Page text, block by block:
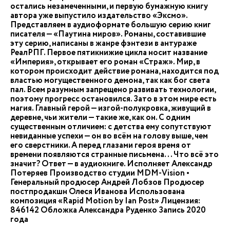
остались незамеченными, и первую бумажную книгу
автора уже выпустило издательство «Эксмо».
Представляем в аудиоформате большую серию книг
писателя — «Паутина миров». Романы, составившие
эту серию, написаны в жанре фэнтези в антураже
РеалРПГ. Первое пятикнижие цикла носит название
«Империя», открывает его роман «Страж». Мир, в
котором происходит действие романа, находится под
властью могущественного демона, так как бог света
пал. Всем разумным запрещено развивать технологии,
поэтому прогресс остановился. Зато в этом мире есть
магия. Главный герой — изгой-полукровка, живущий в
деревне, чьи жители — такие же, как он. С одним
существенным отличием: с детства ему сопутствуют
невиданные успехи — он во всём на голову выше, чем
его сверстники. А перед глазами героя время от
времени появляются странные письмена... Что всё это
значит? Ответ — в аудиокниге. Исполняет Александр
Потеряев Производство студии MDM-Vision •
Генеральный продюсер Андрей Лобзов Продюсер
постпродакшн Олеся Иванова Использована
композиция «Rapid Motion by Ian Post» Лицензия:
846142 Обложка Александра Руденко Запись 2020
года